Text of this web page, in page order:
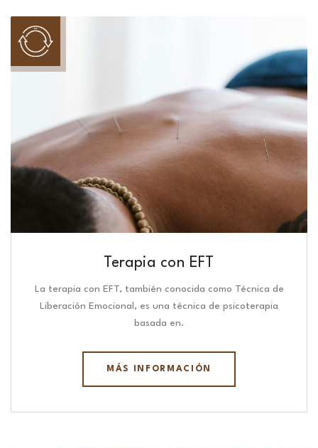
Terapia con EFT
La terapia con EFT, también conocida como Técnica de
Liberación Emocional, es una técnica de psicoterapia
basada en.
MÁS INFORMACIÓN